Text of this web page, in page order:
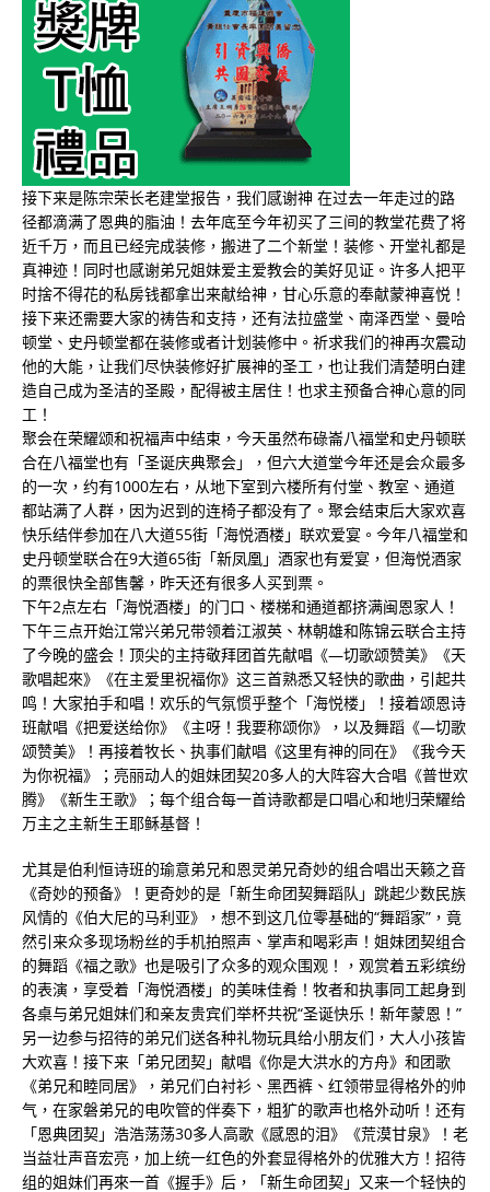
接下来是陈宗荣长老建堂报告，我们感谢神 在过去一年走过的路
径都滴满了恩典的脂油！去年底至今年初买了三间的教堂花费了将
近千万，而且已经完成装修，搬进了二个新堂！装修、开堂礼都是
真神迹！同时也感谢弟兄姐妹爱主爱教会的美好见证。许多人把平
时捨不得花的私房钱都拿岀来献给神，甘心乐意的奉献蒙神喜悦！
接下来还需要大家的祷告和支持，还有法拉盛堂、南泽西堂、曼哈
顿堂、史丹顿堂都在装修或者计划装修中。祈求我们的神再次震动
他的大能，让我们尽快装修好扩展神的圣工，也让我们清楚明白建
造自己成为圣洁的圣殿，配得被主居住！也求主预备合神心意的同
工！
聚会在荣耀颂和祝福声中结束，今天虽然布碌崙八福堂和史丹顿联
合在八福堂也有「圣诞庆典聚会」，但六大道堂今年还是会众最多
的一次，约有1000左右，从地下室到六楼所有付堂、教室、通道
都站满了人群，因为迟到的连椅子都没有了。聚会结束后大家欢喜
快乐结伴参加在八大道55街「海悦酒楼」联欢爱宴。今年八福堂和
史丹顿堂联合在9大道65街「新凤凰」酒家也有爱宴，但海悦酒家
的票很快全部售馨，昨天还有很多人买到票。
下午2点左右「海悦酒楼」的门口、楼梯和通道都挤满闽恩家人！
下午三点开始江常兴弟兄带领着江淑英、林朝雄和陈锦云联合主持
了今晚的盛会！顶尖的主持敬拜团首先献唱《—切歌颂赞美》《天
歌唱起來》《在主爱里祝福你》这三首熟悉又轻快的歌曲，引起共
鸣！大家拍手和唱！欢乐的气氛惯乎整个「海悦楼」！接着颂恩诗
班献唱《把爱送给你》《主呀！我要称颂你》，以及舞蹈《—切歌
颂赞美》！再接着牧长、执事们献唱《这里有神的同在》《我今天
为你祝福》；亮丽动人的姐妹团契20多人的大阵容大合唱《普世欢
腾》《新生王歌》；每个组合每一首诗歌都是口唱心和地归荣耀给
万主之主新生王耶稣基督！
尤其是伯利恒诗班的瑜意弟兄和恩灵弟兄奇妙的组合唱岀天籁之音
《奇妙的预备》！更奇妙的是「新生命团契舞蹈队」跳起少数民族
风情的《伯大尼的马利亚》，想不到这几位零基础的“舞蹈家”，竟
然引来众多现场粉丝的手机拍照声、掌声和喝彩声！姐妹团契组合
的舞蹈《福之歌》也是吸引了众多的观众围观！，观赏着五彩缤纷
的表演，享受着「海悦酒楼」的美味佳肴！牧者和执事同工起身到
各桌与弟兄姐妹们和亲友贵宾们举杯共祝“圣诞快乐！新年蒙恩！”
另一边参与招待的弟兄们送各种礼物玩具给小朋友们，大人小孩皆
大欢喜！接下来「弟兄团契」献唱《你是大洪水的方舟》和团歌
《弟兄和睦同居》，弟兄们白衬衫、黑西裤、红领带显得格外的帅
气，在家磐弟兄的电吹管的伴奏下，粗犷的歌声也格外动听！还有
「恩典团契」浩浩荡荡30多人高歌《感恩的泪》《荒漠甘泉》！老
当益壮声音宏亮，加上统一红色的外套显得格外的优雅大方！招待
组的姐妹们再來一首《握手》后，「新生命团契」又来一个轻快的